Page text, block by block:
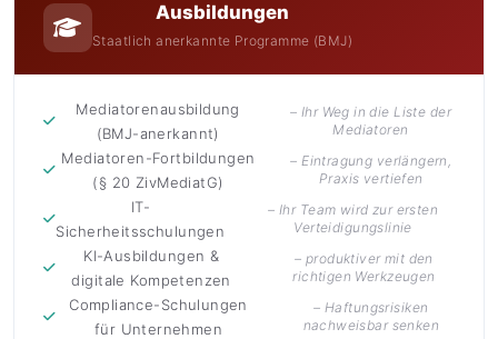
Ausbildungen
Staatlich anerkannte Programme (BMJ)
Mediatorenausbildung
(BMJ-anerkannt)
– Ihr Weg in die Liste der
Mediatoren
Mediatoren-Fortbildungen
(§ 20 ZivMediatG)
– Eintragung verlängern,
Praxis vertiefen
IT-
Sicherheitsschulungen
– Ihr Team wird zur ersten
Verteidigungslinie
KI-Ausbildungen &
digitale Kompetenzen
– produktiver mit den
richtigen Werkzeugen
Compliance-Schulungen
für Unternehmen
– Haftungsrisiken
nachweisbar senken